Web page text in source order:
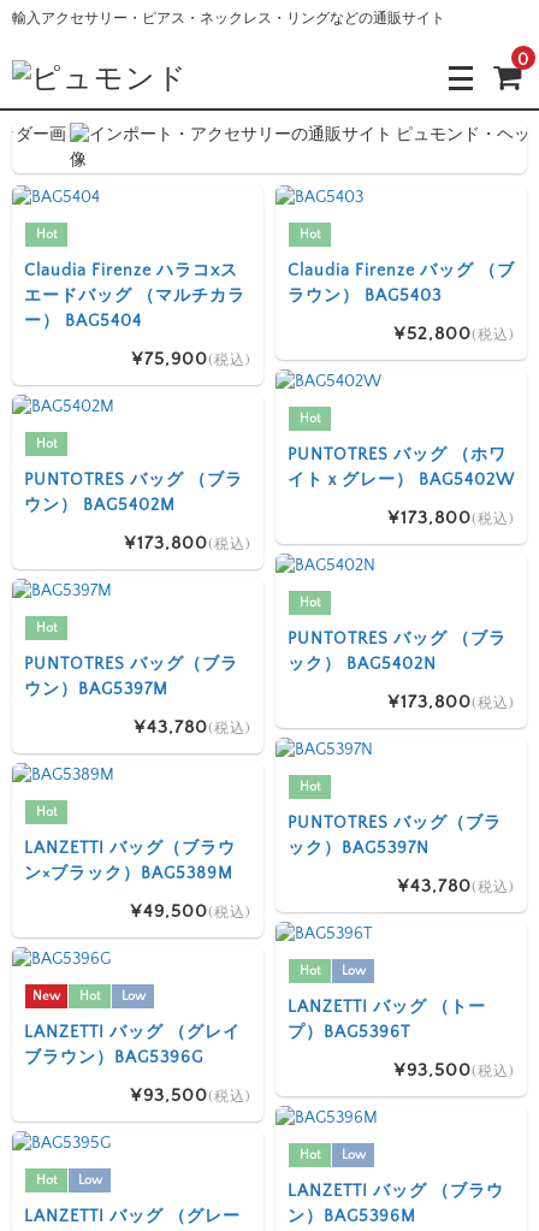
輸入アクセサリー・ピアス・ネックレス・リングなどの通販サイト
0
Hot
Claudia Firenze ハラコxス
エードバッグ （マルチカラ
ー） BAG5404
¥75,900(税込)
Hot
Claudia Firenze バッグ （ブ
ラウン） BAG5403
¥52,800(税込)
Hot
PUNTOTRES バッグ （ホワ
イトｘグレー） BAG5402W
¥173,800(税込)
Hot
PUNTOTRES バッグ （ブラ
ウン） BAG5402M
¥173,800(税込)
Hot
PUNTOTRES バッグ （ブラ
ック） BAG5402N
¥173,800(税込)
Hot
PUNTOTRES バッグ（ブラ
ウン）BAG5397M
¥43,780(税込)
Hot
PUNTOTRES バッグ（ブラ
ック）BAG5397N
¥43,780(税込)
Hot
LANZETTI バッグ（ブラウ
ン×ブラック）BAG5389M
¥49,500(税込)
Hot Low
LANZETTI バッグ （トー
プ）BAG5396T
¥93,500(税込)
New Hot Low
LANZETTI バッグ （グレイ
ブラウン）BAG5396G
¥93,500(税込)
Hot Low
LANZETTI バッグ （ブラウ
ン）BAG5396M
Hot Low
LANZETTI バッグ （グレー